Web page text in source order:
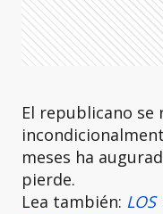
El republicano
meses ha
pierde.
Lea también: LOS